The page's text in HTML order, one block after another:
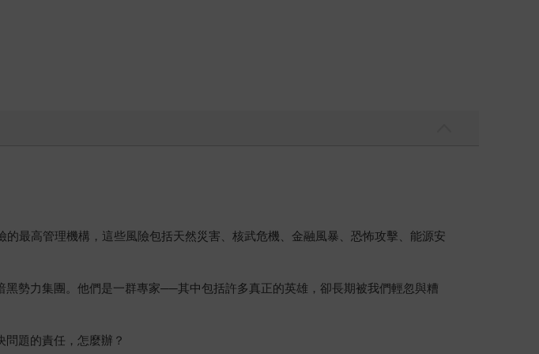
最高管理機構，這些風險包括天然災害、核武危機、金融風暴、恐怖攻擊、能源安
勢力集團。他們是一群專家──其中包括許多真正的英雄，卻長期被我們輕忽與糟
問題的責任，怎麼辦？